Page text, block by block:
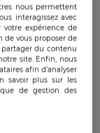
22/12/2023
dix se
le
nous permettent
interagissez avec
votre expérience de
de vous proposer de
du contenu
site. Enfin, nous
afin d’analyser
savoir plus sur les
de gestion des